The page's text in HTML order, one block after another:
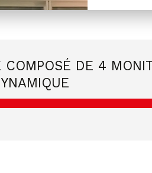
COMPOSÉ DE 4